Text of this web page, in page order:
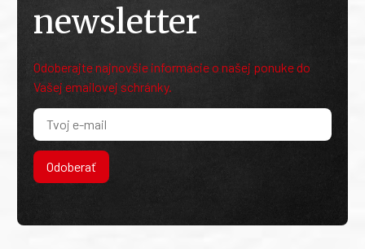
newsletter
Odoberajte najnovšie informácie o našej ponuke do
Vašej emailovej schránky.
Odoberať